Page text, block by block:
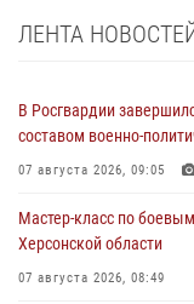
ЛЕНТА
В Росгвардии
составом военно-
07 августа 2026, 09:05
Мастер-класс по
Херсонской области
07 августа 2026, 08:49